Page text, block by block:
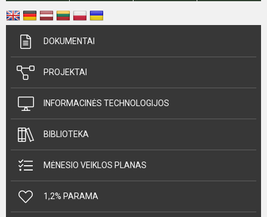
DOKUMENTAI
PROJEKTAI
INFORMACINĖS TECHNOLOGIJOS
BIBLIOTEKA
MĖNESIO VEIKLOS PLANAS
1,2% PARAMA